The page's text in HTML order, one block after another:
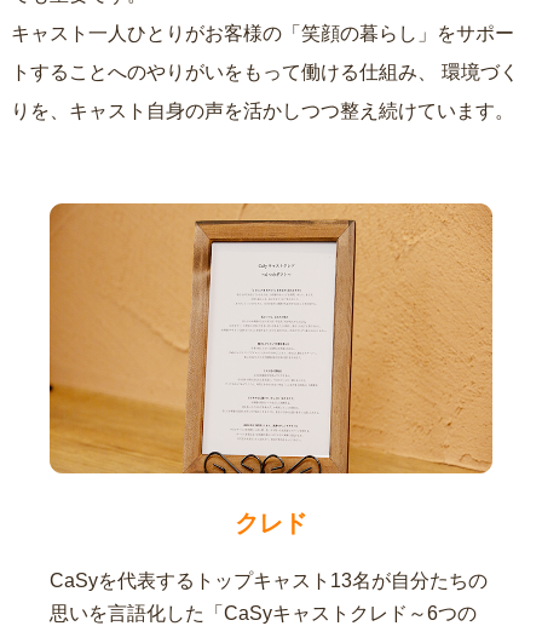
キャスト一人ひとりがお客様の「笑顔の暮らし」をサポー
トすることへのやりがいをもって働ける仕組み、
りを、キャスト自身の声を活かしつつ整え続けています。
クレド
CaSyを代表するトップキャスト13名が自分たちの
思いを言語化した「CaSyキャストクレド～6つの